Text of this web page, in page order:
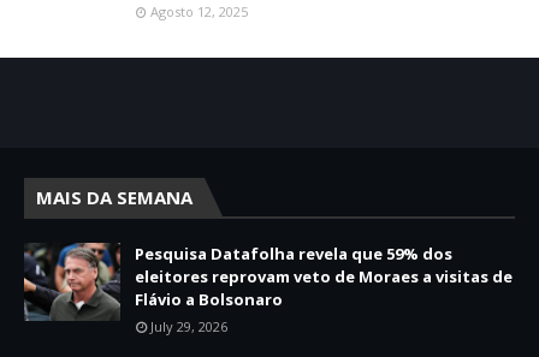
Agosto 12, 2025
MAIS DA SEMANA
Pesquisa Datafolha revela que 59% dos
eleitores reprovam veto de Moraes a visitas de
Flávio a Bolsonaro
July 29, 2026